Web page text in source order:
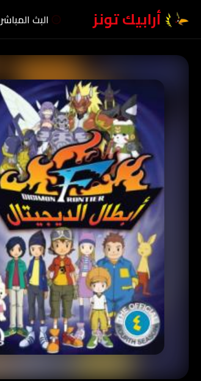
أرابيك تونز البث المباشر